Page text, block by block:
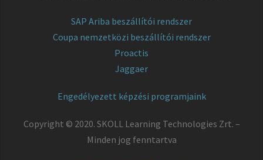
SAP Ariba beszállítói rendszer
Coupa nemzetközi beszállítói rendszer
Proactis
Jaggaer
Engedélyezett képzési programjaink
Copyright © 2020. SKOLL Learning Technologies Zrt. –
Minden jog fenntartva